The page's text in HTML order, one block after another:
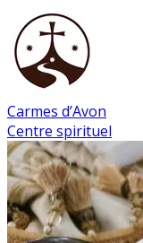
Carmes d’Avon
Centre spirituel